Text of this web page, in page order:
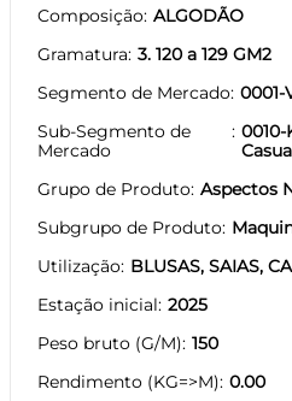
Composição ALGODÃO
Gramatura 3. 120 a 129 GM2
Segmento de Mercado 0001-
Sub-Segmento de
Mercado
0010-
Grupo de Produto Aspectos
Subgrupo de Produto
Utilização BLUSAS, SAIAS,
Estação inicial 2025
Peso bruto (G/M) 150
Rendimento (KG=>M) 0.00